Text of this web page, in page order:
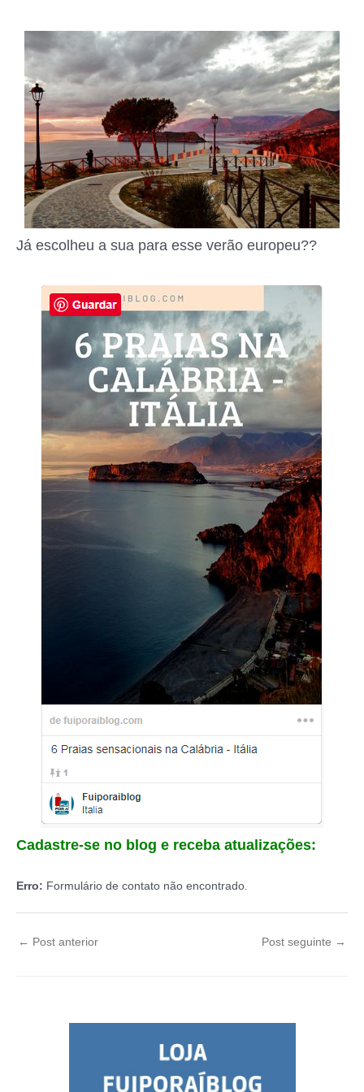
Já escolheu a sua para esse verão europeu??
Cadastre-se no blog e receba atualizações:
Erro: Formulário de contato não encontrado.
← Post anterior Post seguinte →